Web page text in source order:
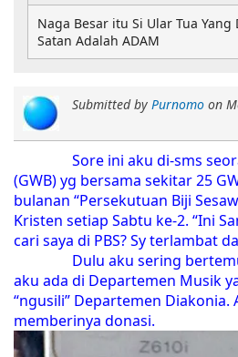
Submitted by Purnomo on
Sore ini aku di-sms
(GWB) yg bersama sekitar 25
bulanan “Persekutuan Biji
Kristen setiap Sabtu ke-2. “Ini
cari saya di PBS? Sy terlambat
Dulu aku sering bertemu
aku ada di Departemen Musik
“ngusili” Departemen Diakonia.
memberinya donasi.
Naga Besar itu Si Ular Tua
Satan Adalah ADAM